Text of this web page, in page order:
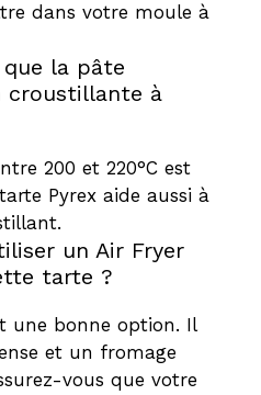
dans votre moule à
la pâte
croustillante à
200 et 220°C est
Pyrex aide aussi à
un Air Fryer
tarte ?
une bonne option. Il
et un fromage
vous que votre